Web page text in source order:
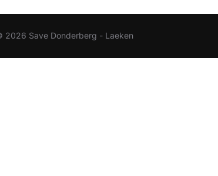
2026 Save Donderberg - Laeken